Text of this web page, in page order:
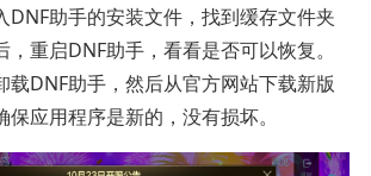
DNF助手的安装文件，找到缓存文件夹
重启DNF助手，看看是否可以恢复。
载DNF助手，然后从官方网站下载新版
应用程序是新的，没有损坏。